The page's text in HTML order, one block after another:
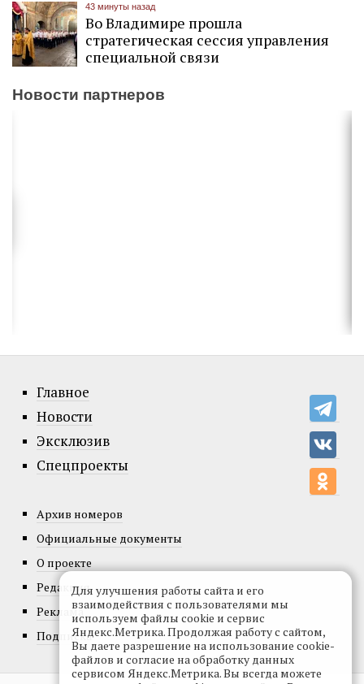
43 минуты назад
Во Владимире прошла
стратегическая сессия управления
специальной связи
Новости партнеров
Главное
Новости
Эксклюзив
Спецпроекты
Архив номеров
Официальные документы
О проекте
Редакция
Реклама
Подписка
Для улучшения работы сайта и его
взаимодействия с пользователями мы
используем файлы cookie и сервис
Яндекс.Метрика. Продолжая работу с сайтом,
Вы даете разрешение на использование cookie-
файлов и согласие на обработку данных
сервисом Яндекс.Метрика. Вы всегда можете